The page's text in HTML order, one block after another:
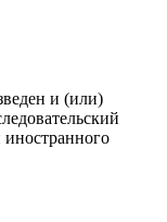
и (или)
иностранного